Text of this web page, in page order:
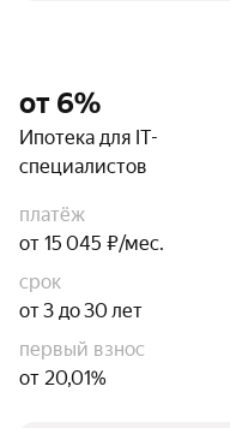
от 6%
Ипотека для IT-
специалистов
платёж
от 15 045 ₽/мес.
срок
от 3 до 30 лет
первый взнос
от 20,01%